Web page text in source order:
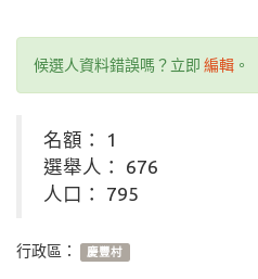
候選人資料錯誤嗎？立即 編輯 。
名額： 1
選舉人： 676
人口： 795
行政區： 慶豐村